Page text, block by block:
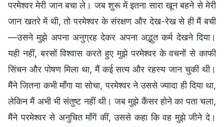
परमेश्वर मेरी जान बचा ले। जब शुरू में इतना सारा खून बहने से मेरी
जान खतरे में थी, तो परमेश्वर के संरक्षण और देख-रेख से ही मैं बची
—उसने मुझे अपना अनुग्रह देकर अपना अद्भुत कर्म देखने दिया।
यही नहीं, बरसों विश्वास करते हुए मुझे परमेश्वर के वचनों से काफी
सिंचन और पोषण मिला था, मैं कई सत्य और रहस्य जान चुकी थी।
मैंने जितना कभी माँगा या सोचा, परमेश्वर ने उससे ज्यादा ही दिया था,
लेकिन मैं अभी भी संतुष्ट नहीं थी। जब मुझे कैंसर होने का पता चला,
मैंने परमेश्वर से अनुचित माँगें कीं, उससे कहा कि वह मुझे जीने दे।